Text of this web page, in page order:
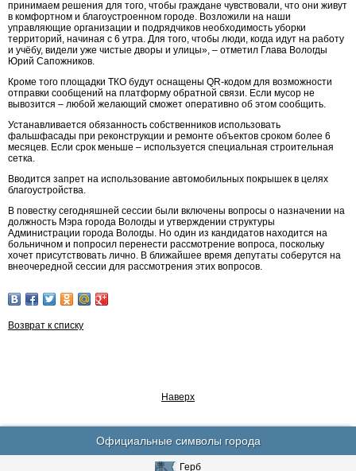
принимаем решения для того, чтобы граждане чувствовали, что они живут
в комфортном и благоустроенном городе. Возложили на наши
управляющие организации и подрядчиков необходимость уборки
территорий, начиная с 6 утра. Для того, чтобы люди, когда идут на работу
и учёбу, видели уже чистые дворы и улицы», – отметил Глава Вологды
Юрий Сапожников.
Кроме того площадки ТКО будут оснащены QR-кодом для возможности
отправки сообщений на платформу обратной связи. Если мусор не
вывозится – любой желающий сможет оперативно об этом сообщить.
Устанавливается обязанность собственников использовать
фальшфасады при реконструкции и ремонте объектов сроком более 6
месяцев. Если срок меньше – используется специальная строительная
сетка.
Вводится запрет на использование автомобильных покрышек в целях
благоустройства.
В повестку сегодняшней сессии были включены вопросы о назначении на
должность Мэра города Вологды и утверждении структуры
Администрации города Вологды. Но один из кандидатов находится на
больничном и попросил перенести рассмотрение вопроса, поскольку
хочет присутствовать лично. В ближайшее время депутаты соберутся на
внеочередной сессии для рассмотрения этих вопросов.
Возврат к списку
Наверх
Официальные символы города
Герб